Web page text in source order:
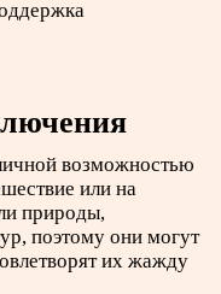
возможностью
или на
природы,
поэтому они могут
их жажду